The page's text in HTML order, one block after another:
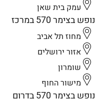
עמק בית שאן
נופש בצימר 570 במרכז
מחוז תל אביב
אזור ירושלים
שומרון
מישור החוף
נופש בצימר 570 בדרום